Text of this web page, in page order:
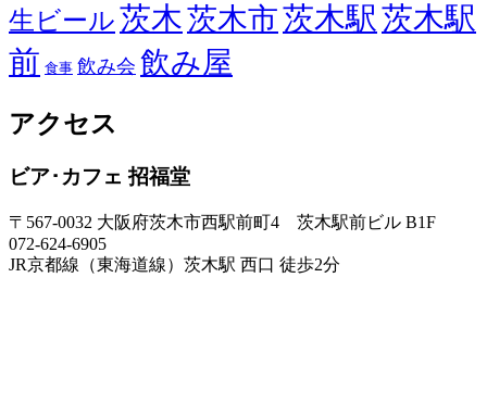
生ビール茨木茨木市茨木駅 茨木駅
前 食事 飲み会 飲み屋
アクセス
ビア･カフェ 招福堂
〒567-0032 大阪府茨木市西駅前町4 茨木駅前ビル B1F
072-624-6905
JR京都線（東海道線）茨木駅 西口 徒歩2分